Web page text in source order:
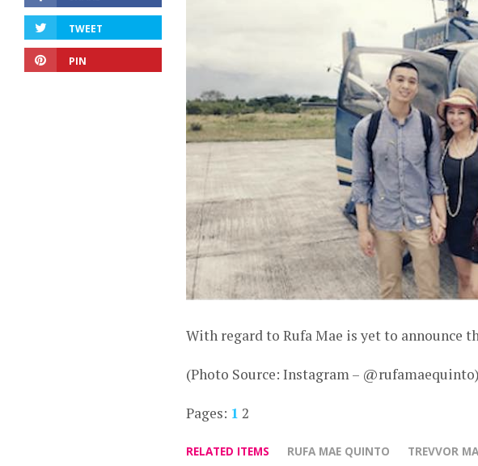
TWEET
PIN
With regard to Rufa Mae is yet to announce
(Photo Source: Instagram – @rufamaequinto)
Pages: 1 2
RELATED ITEMS RUFA MAE QUINTO TREVVOR